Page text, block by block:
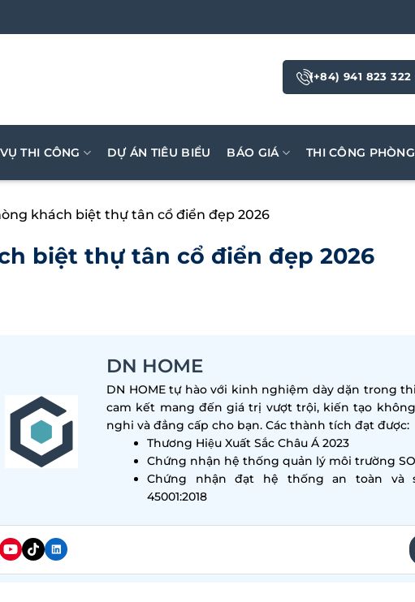
(+84) 941 823 322
THI CÔNG DỰ ÁN TIÊU BIỂU BÁO GIÁ THI CÔNG
khách biệt thự tân cổ điển đẹp 2026
biệt thự tân cổ điển đẹp 2026
DN HOME
DN HOME tự hào với kinh nghiệm dày dặn trong
cam kết mang đến giá trị vượt trội, kiến tạo
nghi và đẳng cấp cho bạn. Các thành tích đạt được:
Thương Hiệu Xuất Sắc Châu Á 2023
Chứng nhận hệ thống quản lý môi trường SO
Chứng nhận đạt hệ thống an toàn và
45001:2018